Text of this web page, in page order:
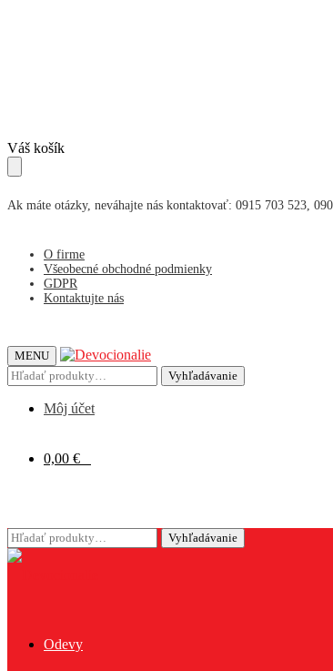
Skip
to
navigation
Skip
to
content
Váš košík
Ak máte otázky, neváhajte nás kontaktovať: 0915 703 523,
O firme
Všeobecné obchodné podmienky
GDPR
Kontaktujte nás
MENU
Hľadať: Vyhľadávanie
Môj účet
0,00 €
Hľadať: Vyhľadávanie
Odevy